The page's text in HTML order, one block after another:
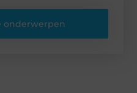
onderwerpen